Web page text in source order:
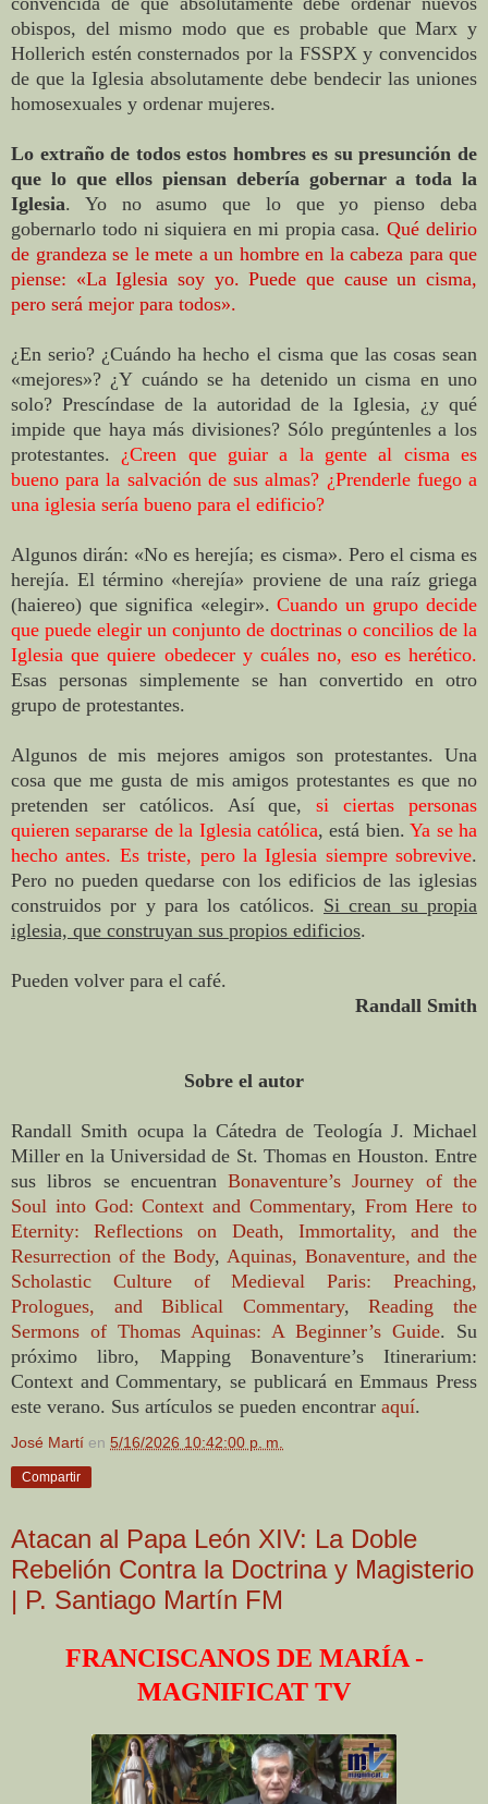
obispos, del mismo modo que es probable que Marx y
Hollerich estén consternados por la FSSPX y convencidos
de que la Iglesia absolutamente debe bendecir las uniones
homosexuales y ordenar mujeres.
Lo extraño de todos estos hombres es su presunción de
que lo que ellos piensan debería gobernar a toda la
Iglesia. Yo no asumo que lo que yo pienso deba
gobernarlo todo ni siquiera en mi propia casa.Qué delirio
de grandeza se le mete a un hombre en la cabeza para que
piense: «La Iglesia soy yo. Puede que cause un cisma,
pero será mejor para todos».
¿En serio? ¿Cuándo ha hecho el cisma que las cosas sean
«mejores»? ¿Y cuándo se ha detenido un cisma en uno
solo? Prescíndase de la autoridad de la Iglesia, ¿y qué
impide que haya más divisiones? Sólo pregúntenles a los
protestantes. ¿Creen que guiar a la gente al cisma es
bueno para la salvación de sus almas? ¿Prenderle fuego a
una iglesia sería bueno para el edificio?
Algunos dirán: «No es herejía; es cisma». Pero el cisma es
herejía. El término «herejía» proviene de una raíz griega
(haiereo) que significa «elegir».Cuando un grupo decide
que puede elegir un conjunto de doctrinas o concilios de la
Iglesia que quiere obedecer y cuáles no, eso es herético.
Esas personas simplemente se han convertido en otro
grupo de protestantes.
Algunos de mis mejores amigos son protestantes. Una
cosa que me gusta de mis amigos protestantes es que no
pretenden ser católicos. Así que,si ciertas personas
quieren separarse de la Iglesia católica, está bien.Ya se ha
hecho antes. Es triste, pero la Iglesia siempre sobrevive.
Pero no pueden quedarse con los edificios de las iglesias
construidos por y para los católicos. Si crean su propia
iglesia, que construyan sus propios edificios.
Pueden volver para el café.
Randall Smith
Sobre el autor
Randall Smith ocupa la Cátedra de Teología J. Michael
Miller en la Universidad de St. Thomas en Houston. Entre
sus libros se encuentranBonaventure’s Journey of the
Soul into God: Context and Commentary, From Here to
Eternity: Reflections on Death, Immortality, and the
Resurrection of the Body, Aquinas, Bonaventure, and the
Scholastic Culture of Medieval Paris: Preaching,
Prologues, and Biblical Commentary,Reading the
Sermons of Thomas Aquinas: A Beginner’s Guide. Su
próximo libro, Mapping Bonaventure’s Itinerarium:
Context and Commentary, se publicará en Emmaus Press
este verano. Sus artículos se pueden encontrar aquí.
José Martí en 5/16/2026 10:42:00 p. m.
Compartir
Atacan al Papa León XIV: La Doble
Rebelión Contra la Doctrina y Magisterio
| P. Santiago Martín FM
FRANCISCANOS DE MARÍA -
MAGNIFICAT TV